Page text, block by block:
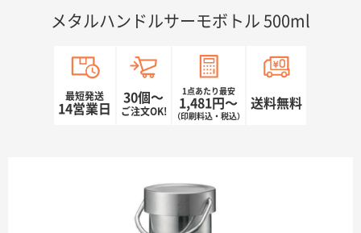
メタルハンドルサーモボトル 500ml
最短発送
14営業日
30個〜
ご注文OK!
1点あたり最安
1,481円〜
（印刷料込・税込）
送料無料